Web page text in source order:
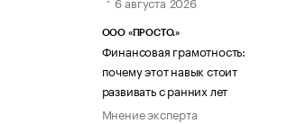
ООО «ПРОСТО.»
Финансовая грамотность:
почему этот навык стоит
развивать с ранних лет
Мнение эксперта